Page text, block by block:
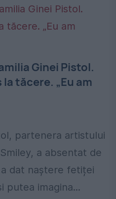
Ginei Pistol.
tăcere. „Eu am
partenera artistului
a absentat de
dat naștere fetiței
putea imagina...